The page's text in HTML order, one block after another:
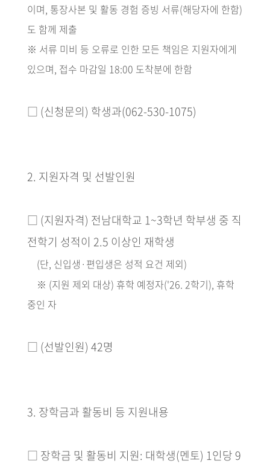
이며, 통장사본 및 활동 경험 증빙 서류(해당자에 한함)
도 함께 제출
※ 서류 미비 등 오류로 인한 모든 책임은 지원자에게
있으며, 접수 마감일 18:00 도착분에 한함
□ (신청문의) 학생과(062-530-1075)
2. 지원자격 및 선발인원
□ (지원자격) 전남대학교 1~3학년 학부생 중 직
전학기 성적이 2.5 이상인 재학생
(단, 신입생 · 편입생은 성적 요건 제외)
※ (지원 제외 대상) 휴학 예정자('26. 2학기), 휴학
중인 자
□ (선발인원) 42명
3. 장학금과 활동비 등 지원내용
□ 장학금 및 활동비 지원: 대학생(멘토) 1인당 9